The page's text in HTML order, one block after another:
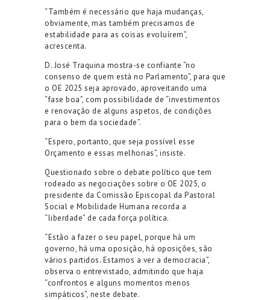
“Também é necessário que haja mudanças,
obviamente, mas também precisamos de
estabilidade para as coisas evoluírem”,
acrescenta.
D. José Traquina mostra-se confiante “no
consenso de quem está no Parlamento”, para que
o OE 2025 seja aprovado, aproveitando uma
“fase boa”, com possibilidade de “investimentos
e renovação de alguns aspetos, de condições
para o bem da sociedade”.
“Espero, portanto, que seja possível esse
Orçamento e essas melhorias”, insiste.
Questionado sobre o debate político que tem
rodeado as negociações sobre o OE 2025, o
presidente da Comissão Episcopal da Pastoral
Social e Mobilidade Humana recorda a
“liberdade” de cada força política.
“Estão a fazer o seu papel, porque há um
governo, há uma oposição, há oposições, são
vários partidos. Estamos a ver a democracia”,
observa o entrevistado, admitindo que haja
“confrontos e alguns momentos menos
simpáticos”, neste debate.